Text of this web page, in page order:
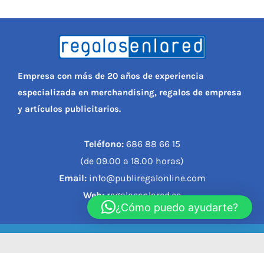
Empresa con más de 20 años de experiencia
especializada en merchandising, regalos de empresa
y artículos publicitarios.
Teléfono:686 88 66 15
(de 09.00 a 18.00 horas)
Email:info@publiregalonline.com
Web:regalosenlared.es
¿Cómo puedo ayudarte?